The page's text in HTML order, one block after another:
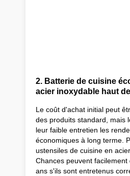
2. Batterie de cuisine
acier inoxydable haut
Le coût d'achat initial peut
des produits standard, mais
leur faible entretien les
économiques à long terme.
ustensiles de cuisine en
Chances peuvent
ans s'ils sont entretenus